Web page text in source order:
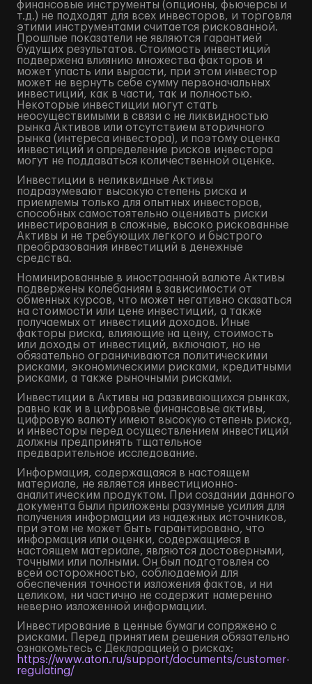
финансовые инструменты (опционы, фьючерсы и
т.д.) не подходят для всех инвесторов, и торговля
этими инструментами считается рискованной.
Прошлые показатели не являются гарантией
будущих результатов. Стоимость инвестиций
подвержена влиянию множества факторов и
может упасть или вырасти, при этом инвестор
может не вернуть себе сумму первоначальных
инвестиций, как в части, так и полностью.
Некоторые инвестиции могут стать
неосуществимыми в связи с не ликвидностью
рынка Активов или отсутствием вторичного
рынка (интереса инвестора), и поэтому оценка
инвестиций и определение рисков инвестора
могут не поддаваться количественной оценке.
Инвестиции в неликвидные Активы
подразумевают высокую степень риска и
приемлемы только для опытных инвесторов,
способных самостоятельно оценивать риски
инвестирования в сложные, высоко рискованные
Активы и не требующих легкого и быстрого
преобразования инвестиций в денежные
средства.
Номинированные в иностранной валюте Активы
подвержены колебаниям в зависимости от
обменных курсов, что может негативно сказаться
на стоимости или цене инвестиций, а также
получаемых от инвестиций доходов. Иные
факторы риска, влияющие на цену, стоимость
или доходы от инвестиций, включают, но не
обязательно ограничиваются политическими
рисками, экономическими рисками, кредитными
рисками, а также рыночными рисками.
Инвестиции в Активы на развивающихся рынках,
равно как и в цифровые финансовые активы,
цифровую валюту имеют высокую степень риска,
и инвесторы перед осуществлением инвестиций
должны предпринять тщательное
предварительное исследование.
Информация, содержащаяся в настоящем
материале, не является инвестиционно-
аналитическим продуктом. При создании данного
документа были приложены разумные усилия для
получения информации из надежных источников,
при этом не может быть гарантировано, что
информация или оценки, содержащиеся в
настоящем материале, являются достоверными,
точными или полными. Он был подготовлен со
всей осторожностью, соблюдаемой для
обеспечения точности изложения фактов, и ни
целиком, ни частично не содержит намеренно
неверно изложенной информации.
Инвестирование в ценные бумаги сопряжено с
рисками. Перед принятием решения обязательно
ознакомьтесь с Декларацией о рисках:
https://www.aton.ru/support/documents/customer-
regulating/